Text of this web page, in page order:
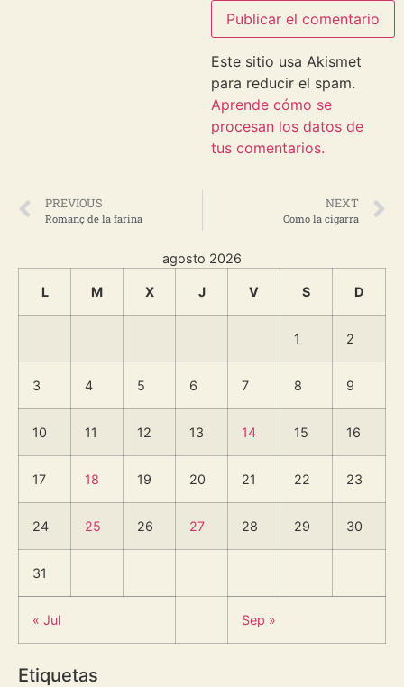
Este sitio usa Akismet
para reducir el spam.
Aprende cómo se
procesan los datos de
tus comentarios.
PREVIOUS
Romanç de la farina
NEXT
Como la cigarra
agosto 2026
L M X J V S D
1 2
3 4 5 6 7 8 9
10 11 12 13 14 15 16
17 18 19 20 21 22 23
24 25 26 27 28 29 30
31
« Jul Sep »
Etiquetas